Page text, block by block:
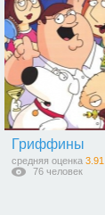
Гриффины
средняя оценка 3.91
76 человек